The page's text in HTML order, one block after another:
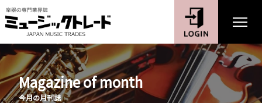
Magazine of month
今月の月刊誌